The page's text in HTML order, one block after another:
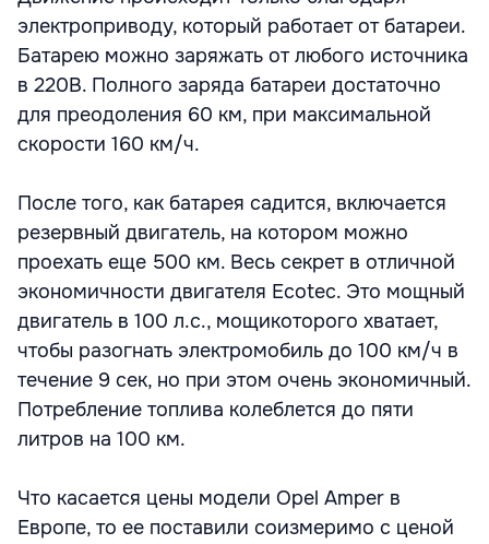
электроприводу, который работает от батареи.
Батарею можно заряжать от любого источника
в 220В. Полного заряда батареи достаточно
для преодоления 60 км, при максимальной
скорости 160 км/ч.
После того, как батарея садится, включается
резервный двигатель, на котором можно
проехать еще 500 км. Весь секрет в отличной
экономичности двигателя Ecotec. Это мощный
двигатель в 100 л.с., мощикоторого хватает,
чтобы разогнать электромобиль до 100 км/ч в
течение 9 сек, но при этом очень экономичный.
Потребление топлива колеблется до пяти
литров на 100 км.
Что касается цены модели Opel Amper в
Европе, то ее поставили соизмеримо с ценой